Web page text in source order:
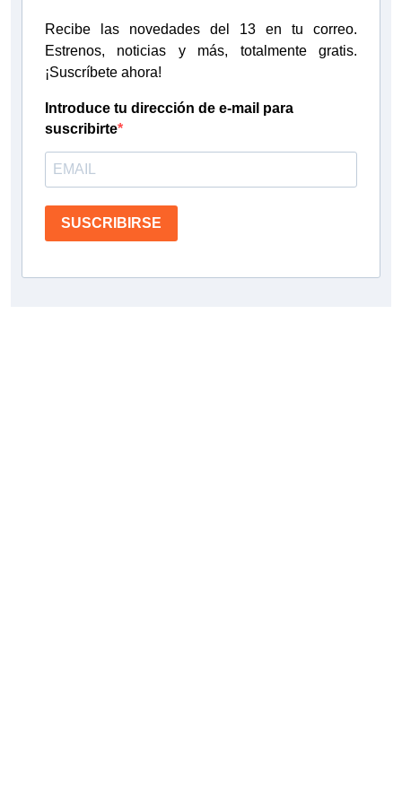
Recibe las novedades del 13 en tu correo.
Estrenos, noticias y más, totalmente gratis.
¡Suscríbete ahora!
Introduce tu dirección de e-mail para
suscribirte
SUSCRIBIRSE